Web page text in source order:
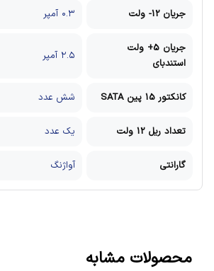
جریان 12- ولت ۰.۳ آمپر
جریان 5+ ولت
استندبای
۲.۵ آمپر
کانکتور 15 پین SATA شش عدد
تعداد ریل 12 ولت یک عدد
گارانتی آواژنگ
محصولات مشابه